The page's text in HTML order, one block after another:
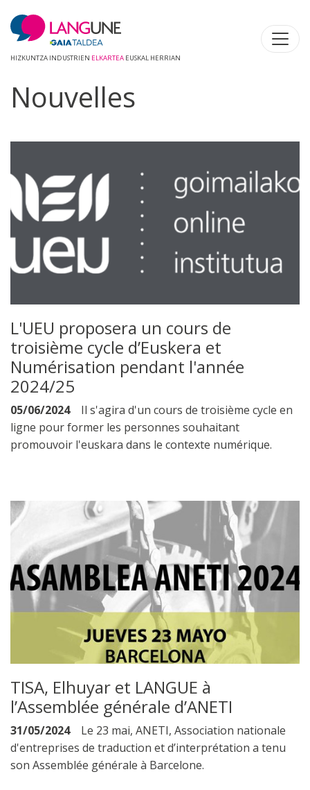
HIZKUNTZA INDUSTRIEN ELKARTEA EUSKAL HERRIAN
Nouvelles
L'UEU proposera un cours de
troisième cycle d’Euskera et
Numérisation pendant l'année
2024/25
05/06/2024
Il s'agira d'un cours de troisième cycle en
ligne pour former les personnes souhaitant
promouvoir l'euskara dans le contexte numérique.
TISA, Elhuyar et LANGUE à
l’Assemblée générale d’ANETI
31/05/2024
Le 23 mai, ANETI, Association nationale
d'entreprises de traduction et d’interprétation a tenu
son Assemblée générale à Barcelone.